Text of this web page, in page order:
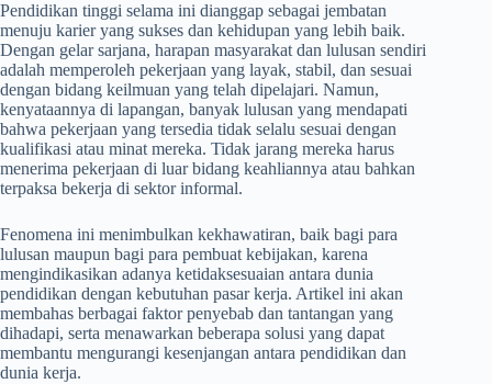
Pendidikan tinggi selama ini dianggap sebagai jembatan
menuju karier yang sukses dan kehidupan yang lebih baik.
Dengan gelar sarjana, harapan masyarakat dan lulusan sendiri
adalah memperoleh pekerjaan yang layak, stabil, dan sesuai
dengan bidang keilmuan yang telah dipelajari. Namun,
kenyataannya di lapangan, banyak lulusan yang mendapati
bahwa pekerjaan yang tersedia tidak selalu sesuai dengan
kualifikasi atau minat mereka. Tidak jarang mereka harus
menerima pekerjaan di luar bidang keahliannya atau bahkan
terpaksa bekerja di sektor informal.
Fenomena ini menimbulkan kekhawatiran, baik bagi para
lulusan maupun bagi para pembuat kebijakan, karena
mengindikasikan adanya ketidaksesuaian antara dunia
pendidikan dengan kebutuhan pasar kerja. Artikel ini akan
membahas berbagai faktor penyebab dan tantangan yang
dihadapi, serta menawarkan beberapa solusi yang dapat
membantu mengurangi kesenjangan antara pendidikan dan
dunia kerja.